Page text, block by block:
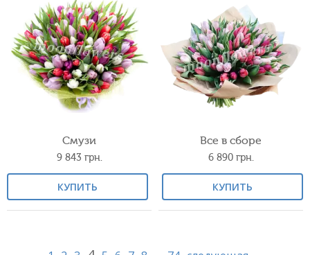
Смузи
9 843 грн.
КУПИТЬ
Все в сборе
6 890 грн.
КУПИТЬ